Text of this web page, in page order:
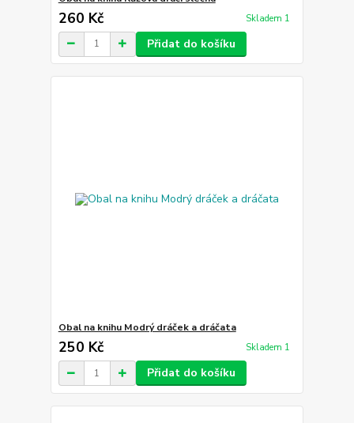
260 Kč Skladem 1
Přidat do košíku
Obal na knihu Modrý dráček a dráčata
250 Kč Skladem 1
Přidat do košíku